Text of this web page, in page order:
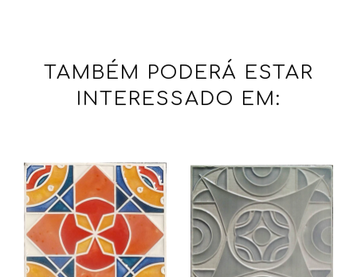
TAMBÉM PODERÁ ESTAR
INTERESSADO EM: